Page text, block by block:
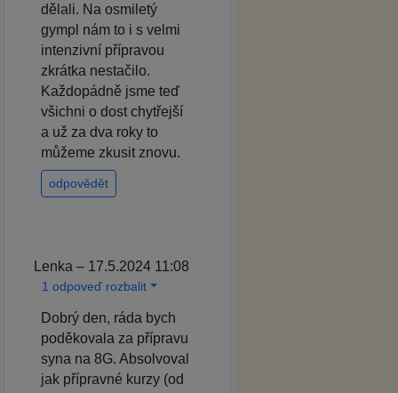
dělali. Na osmiletý
gympl nám to i s velmi
intenzivní přípravou
zkrátka nestačilo.
Každopádně jsme teď
všichni o dost chytřejší
a už za dva roky to
můžeme zkusit znovu.
odpovědět
Lenka – 17.5.2024 11:08
1 odpoveď rozbalit
Dobrý den, ráda bych
poděkovala za přípravu
syna na 8G. Absolvoval
jak přípravné kurzy (od